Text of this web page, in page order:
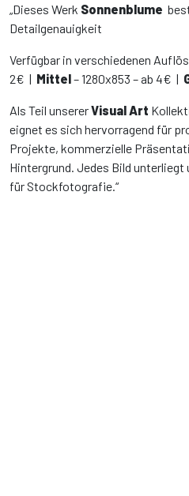
„Dieses Werk Sonnenblume
Detailgenauigkeit
Verfügbar in verschiedenen
2€ | Mittel– 1280x853 – ab 4€ |
Als Teil unsererVisual Art
eignet es sich hervorragend für
Projekte, kommerzielle
Hintergrund. Jedes Bild unterliegt
für Stockfotografie.“